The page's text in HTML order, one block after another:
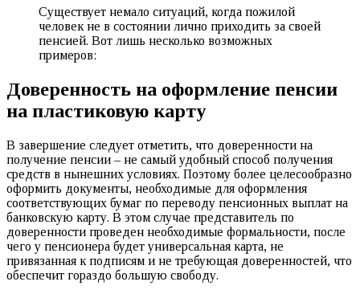
Существует немало ситуаций, когда пожилой
человек не в состоянии лично приходить за своей
пенсией. Вот лишь несколько возможных
примеров:
Доверенность на оформление пенсии
на пластиковую карту
В завершение следует отметить, что доверенности на
получение пенсии – не самый удобный способ получения
средств в нынешних условиях. Поэтому более целесообразно
оформить документы, необходимые для оформления
соответствующих бумаг по переводу пенсионных выплат на
банковскую карту. В этом случае представитель по
доверенности проведен необходимые формальности, после
чего у пенсионера будет универсальная карта, не
привязанная к подписям и не требующая доверенностей, что
обеспечит гораздо большую свободу.